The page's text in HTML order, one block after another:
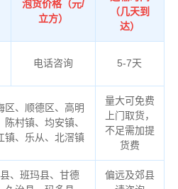
泡货价格（元/
立方）
（几天到
达）
电话咨询 5-7天
区、顺德区、高明
陈村镇、均安镇、
镇、乐从、北滘镇
量大可免费
上门取货，
不足需加提
货费
、班玛县、甘德
偏远及郊县